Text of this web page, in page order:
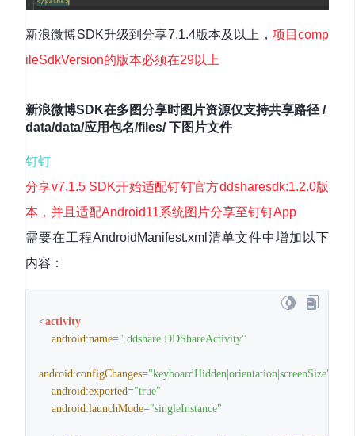
新浪微博SDK升级到分享7.1.4版本及以上， 项目comp
ileSdkVersion的版本必须在29以上
新浪微博SDK在多图分享时图片资源仅支持共享路径 /
data/data/应用包名/files/ 下图片文件
钉钉
分享v7.1.5 SDK开始适配钉钉官方ddsharesdk:1.2.0版
本，并且适配Android11系统图片分享至钉钉App
需要在工程AndroidManifest.xml清单文件中增加以下
内容：
<activity
android:name=".ddshare.DDShareActivity"
android:configChanges="keyboardHidden|orientation|screenSize"
android:exported="true"
android:launchMode="singleInstance"